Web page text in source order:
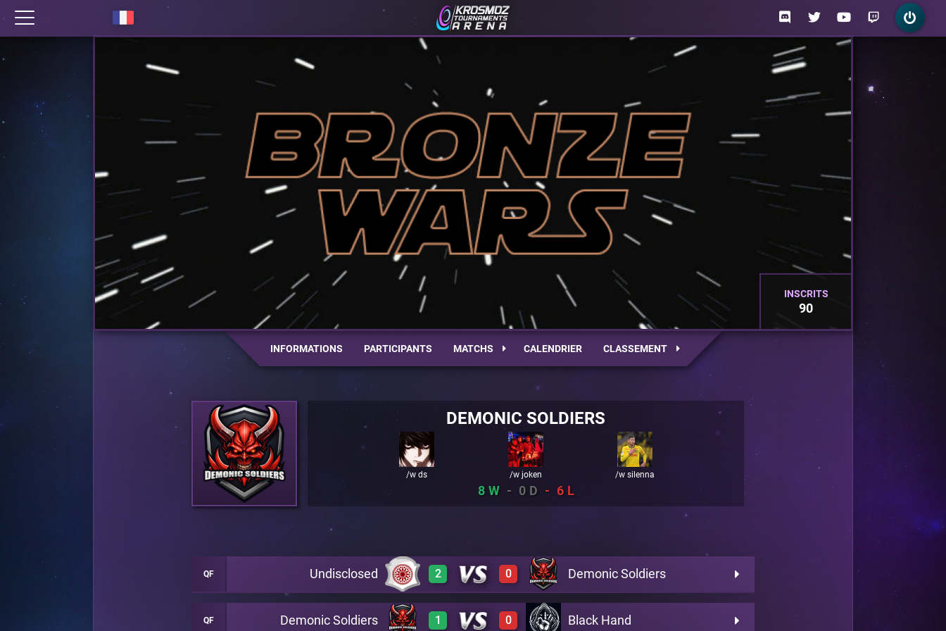
INSCRITS
90
INFORMATIONS PARTICIPANTS MATCHS CALENDRIER CLASSEMENT
DEMONIC SOLDIERS
/w ds /w joken /w silenna
8 0 6
QF Undisclosed 2 Demonic Soldiers
0
1 A13 0
QF Demonic Soldiers 1 Black Hand
0